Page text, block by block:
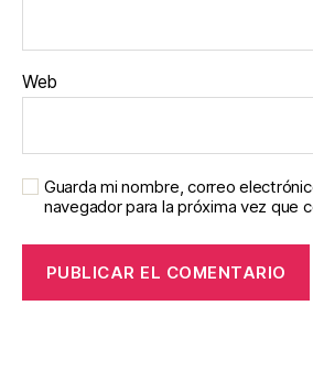
Web
Guarda mi nombre, correo
navegador para la próxima vez que